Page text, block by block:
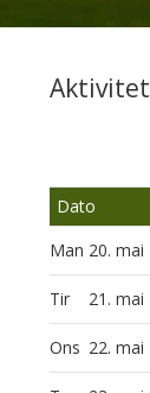
Dato
Man 20. mai
Tir 21. mai
Ons 22. mai